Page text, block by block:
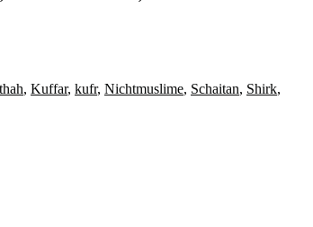
, Kuffar, kufr, Nichtmuslime, Schaitan, Shirk,